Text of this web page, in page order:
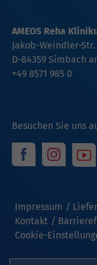
Besuchen Sie uns
Impressum
Kontakt
Cookie-
AMEOS Reha
Jakob-Weindler-Str.
D-84359 Simbach
+49 8571 985 0